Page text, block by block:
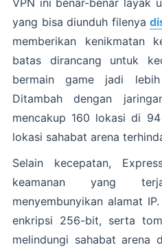
yang bisa diunduh filenya
memberikan kenikmatan
batas dirancang untuk
bermain game jadi
Ditambah dengan
mencakup 160 lokasi di
lokasi sahabat arena
Selain kecepatan,
keamanan yang
menyembunyikan alamat
enkripsi 256-bit, serta
melindungi sahabat arena